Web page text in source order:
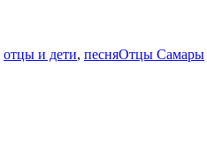
отцы и дети, песняОтцы Самары